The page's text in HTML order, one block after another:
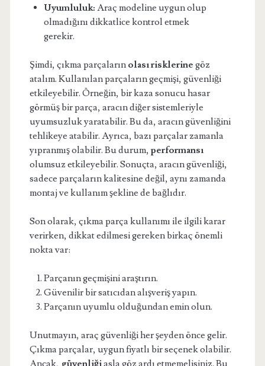
Uyumluluk: Araç modeline uygun olup
olmadığını dikkatlice kontrol etmek
gerekir.
Şimdi, çıkma parçaların olası risklerine göz
atalım. Kullanılan parçaların geçmişi, güvenliği
etkileyebilir. Örneğin, bir kaza sonucu hasar
görmüş bir parça, aracın diğer sistemleriyle
uyumsuzluk yaratabilir. Bu da, aracın güvenliğini
tehlikeye atabilir. Ayrıca, bazı parçalar zamanla
yıpranmış olabilir. Bu durum, performansı
olumsuz etkileyebilir. Sonuçta, aracın güvenliği,
sadece parçaların kalitesine değil, aynı zamanda
montaj ve kullanım şekline de bağlıdır.
Son olarak, çıkma parça kullanımı ile ilgili karar
verirken, dikkat edilmesi gereken birkaç önemli
nokta var:
Parçanın geçmişini araştırın.
Güvenilir bir satıcıdan alışveriş yapın.
Parçanın uyumlu olduğundan emin olun.
Unutmayın, araç güvenliği her şeyden önce gelir.
Çıkma parçalar, uygun fiyatlı bir seçenek olabilir.
Ancak, güvenliği asla göz ardı etmemelisiniz. Bu